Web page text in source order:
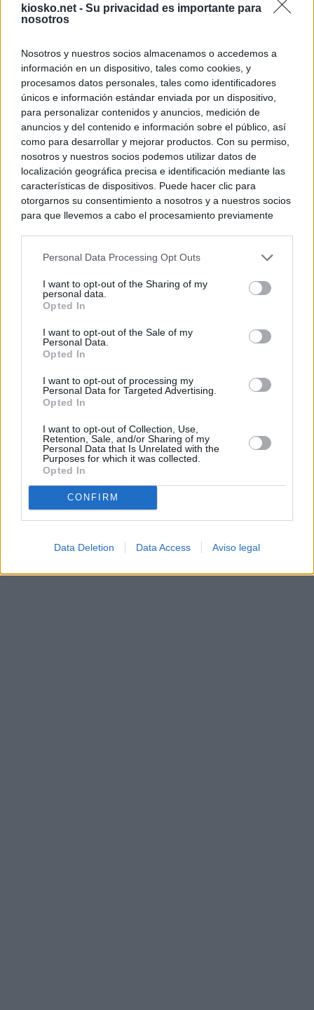
kiosko.net - Su privacidad es importante para
nosotros
Nosotros y nuestros socios almacenamos o accedemos a
información en un dispositivo, tales como cookies, y
procesamos datos personales, tales como identificadores
únicos e información estándar enviada por un dispositivo,
para personalizar contenidos y anuncios, medición de
anuncios y del contenido e información sobre el público, así
como para desarrollar y mejorar productos. Con su permiso,
nosotros y nuestros socios podemos utilizar datos de
localización geográfica precisa e identificación mediante las
características de dispositivos. Puede hacer clic para
otorgarnos su consentimiento a nosotros y a nuestros socios
para que llevemos a cabo el procesamiento previamente
negar su consentimiento. Tenga en cuenta que algún
de su consentimiento, pero usted tiene el derecho de
rechazar tal procesamiento. Sus preferencias se aplicarán
cualquier momento entrando de nuevo en este sitio web o
visitando nuestra política de privacidad.
Personal Data Processing Opt Outs
I want to opt-out of the Sharing of my
personal data.
Opted In
I want to opt-out of the Sale of my
Personal Data.
Opted In
I want to opt-out of processing my
Personal Data for Targeted Advertising.
Opted In
I want to opt-out of Collection, Use,
Retention, Sale, and/or Sharing of my
Personal Data that Is Unrelated with the
Purposes for which it was collected.
Opted In
CONFIRM
Data Deletion Data Access Aviso legal